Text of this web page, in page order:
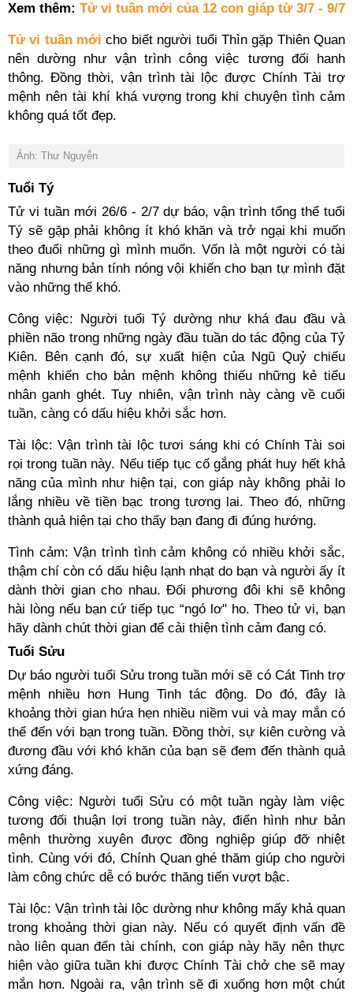
Xem thêm: Tử vi tuần mới của 12 con giáp từ 3/7 - 9/7
Tử vi tuần mới cho biết người tuổi Thìn gặp Thiên Quan
nên dường như vận trình công việc tương đối hanh
thông. Đồng thời, vận trình tài lộc được Chính Tài trợ
mệnh nên tài khí khá vượng trong khi chuyện tình cảm
không quá tốt đẹp.
Ảnh: Thư Nguyễn
Tuổi Tý
Tử vi tuần mới 26/6 - 2/7 dự báo, vận trình tổng thể tuổi
Tý sẽ gặp phải không ít khó khăn và trở ngại khi muốn
theo đuổi những gì mình muốn. Vốn là một người có tài
năng nhưng bản tính nóng vội khiến cho bạn tự mình đặt
vào những thế khó.
Công việc: Người tuổi Tý dường như khá đau đầu và
phiền não trong những ngày đầu tuần do tác động của Tỷ
Kiên. Bên cạnh đó, sự xuất hiện của Ngũ Quỷ chiếu
mệnh khiến cho bản mệnh không thiếu những kẻ tiểu
nhân ganh ghét. Tuy nhiên, vận trình này càng về cuối
tuần, càng có dấu hiệu khởi sắc hơn.
Tài lộc: Vận trình tài lộc tươi sáng khi có Chính Tài soi
rọi trong tuần này. Nếu tiếp tục cố gắng phát huy hết khả
năng của mình như hiện tại, con giáp này không phải lo
lắng nhiều về tiền bạc trong tương lai. Theo đó, những
thành quả hiện tại cho thấy bạn đang đi đúng hướng.
Tình cảm: Vận trình tình cảm không có nhiều khởi sắc,
thậm chí còn có dấu hiệu lạnh nhạt do bạn và người ấy ít
dành thời gian cho nhau. Đối phương đôi khi sẽ không
hài lòng nếu bạn cứ tiếp tục “ngó lơ" ho. Theo tử vi, bạn
hãy dành chút thời gian để cải thiện tình cảm đang có.
Tuổi Sửu
Dự báo người tuổi Sửu trong tuần mới sẽ có Cát Tinh trợ
mệnh nhiều hơn Hung Tinh tác động. Do đó, đây là
khoảng thời gian hứa hẹn nhiều niềm vui và may mắn có
thể đến với bạn trong tuần. Đồng thời, sự kiên cường và
đương đầu với khó khăn của bạn sẽ đem đến thành quả
xứng đáng.
Công việc: Người tuổi Sửu có một tuần ngày làm việc
tương đối thuận lợi trong tuần này, điển hình như bản
mệnh thường xuyên được đồng nghiệp giúp đỡ nhiệt
tình. Cùng với đó, Chính Quan ghé thăm giúp cho người
làm công chức dễ có bước thăng tiến vượt bậc.
Tài lộc: Vận trình tài lộc dường như không mấy khả quan
trong khoảng thời gian này. Nếu có quyết định vấn đề
nào liên quan đến tài chính, con giáp này hãy nên thực
hiện vào giữa tuần khi được Chính Tài chở che sẽ may
mắn hơn. Ngoài ra, vận trình sẽ đi xuống hơn một chút